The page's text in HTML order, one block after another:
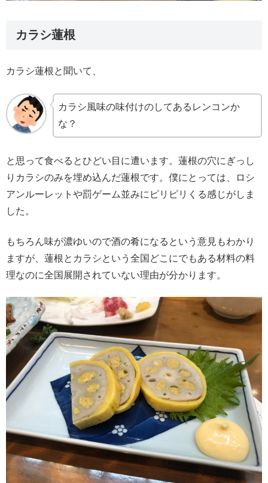
カラシ蓮根
カラシ蓮根と聞いて、
カラシ風味の味付けのしてあるレンコンか
な？
と思って食べるとひどい目に遭います。蓮根の穴にぎっし
りカラシのみを埋め込んだ蓮根です。僕にとっては、ロシ
アンルーレットや罰ゲーム並みにピリピリくる感じがしま
した。
もちろん味が濃ゆいので酒の肴になるという意見もわかり
ますが、蓮根とカラシという全国どこにでもある材料の料
理なのに全国展開されていない理由が分かります。